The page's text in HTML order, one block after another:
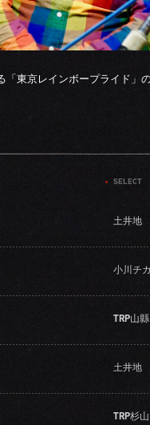
「東京レインボープライド」
SELECT
土井地
小川チ
TRP山
土井地
TRP杉